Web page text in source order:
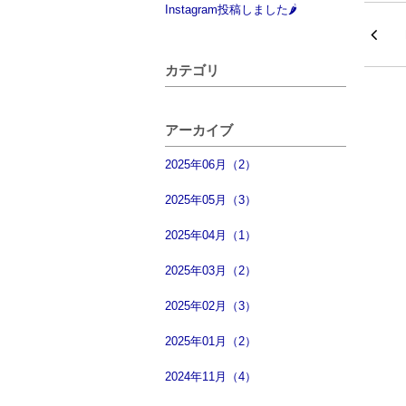
Instagram投稿しました🌶
カテゴリ
アーカイブ
2025年06月（2）
2025年05月（3）
2025年04月（1）
2025年03月（2）
2025年02月（3）
2025年01月（2）
2024年11月（4）